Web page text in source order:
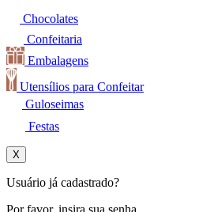
Chocolates
Confeitaria
Embalagens
Utensílios para Confeitar
Guloseimas
Festas
X
Usuário já cadastrado?